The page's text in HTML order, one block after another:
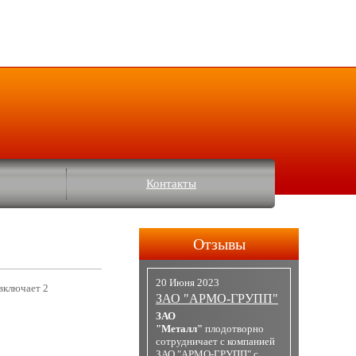
Контакты
2
Отзывы
20 Июня 2023
ЗАО "АРМО-ГРУПП"
ЗАО
"Металл" плодотворно
сотрудничает с компанией